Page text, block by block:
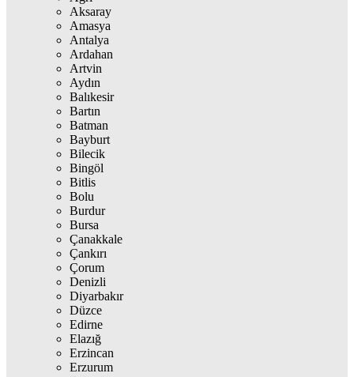
Aksaray
Amasya
Antalya
Ardahan
Artvin
Aydın
Balıkesir
Bartın
Batman
Bayburt
Bilecik
Bingöl
Bitlis
Bolu
Burdur
Bursa
Çanakkale
Çankırı
Çorum
Denizli
Diyarbakır
Düzce
Edirne
Elazığ
Erzincan
Erzurum